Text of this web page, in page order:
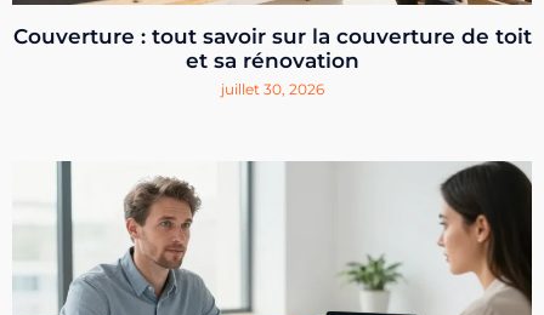
Couverture : tout savoir sur la couverture de toit
et sa rénovation
juillet 30, 2026